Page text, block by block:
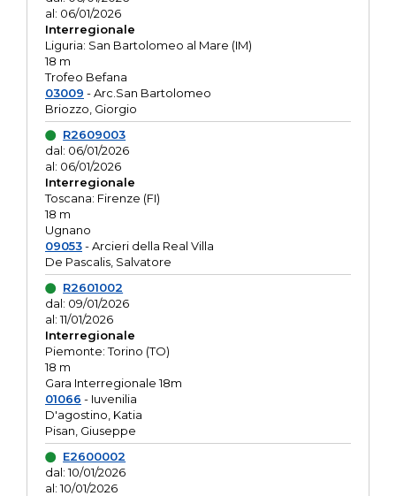
al: 06/01/2026
Interregionale
Liguria: San Bartolomeo al Mare (IM)
18 m
Trofeo Befana
03009 - Arc.San Bartolomeo
Briozzo, Giorgio
R2609003
dal: 06/01/2026
al: 06/01/2026
Interregionale
Toscana: Firenze (FI)
18 m
Ugnano
09053- Arcieri della Real Villa
De Pascalis, Salvatore
R2601002
dal: 09/01/2026
al: 11/01/2026
Interregionale
Piemonte: Torino (TO)
18 m
Gara Interregionale 18m
01066 - Iuvenilia
D'agostino, Katia
Pisan, Giuseppe
E2600002
dal: 10/01/2026
al: 10/01/2026